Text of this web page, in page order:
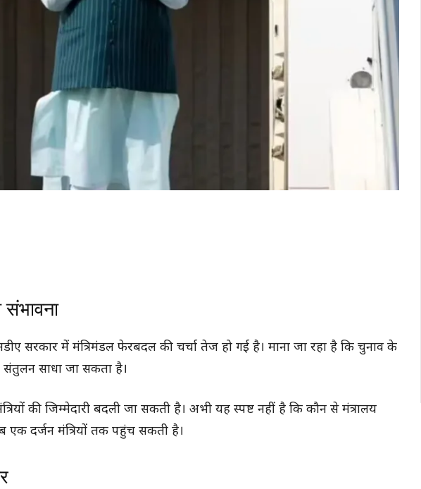
सरकार में मंत्रिमंडल फेरबदल की चर्चा तेज हो गई है। माना जा रहा है कि चुनाव के
संतुलन साधा जा सकता है।
की जिम्मेदारी बदली जा सकती है। अभी यह स्पष्ट नहीं है कि कौन से मंत्रालय
एक दर्जन मंत्रियों तक पहुंच सकती है।